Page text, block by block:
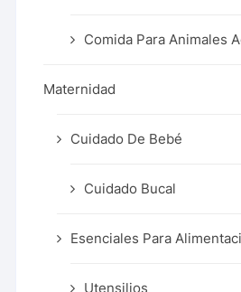
Comida Para Animales
Maternidad
Cuidado De Bebé
Cuidado Bucal
Esenciales Para
Utensilios